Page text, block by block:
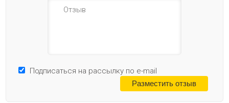
Подписаться на рассылку по e-mail